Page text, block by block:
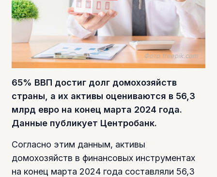
Фото freepik.com
65% ВВП достиг долг домохозяйств
страны, а их активы оцениваются в 56,3
млрд евро на конец марта 2024 года.
Данные публикует Центробанк.
Согласно этим данным, активы
домохозяйств в финансовых инструментах
на конец марта 2024 года составляли 56,3